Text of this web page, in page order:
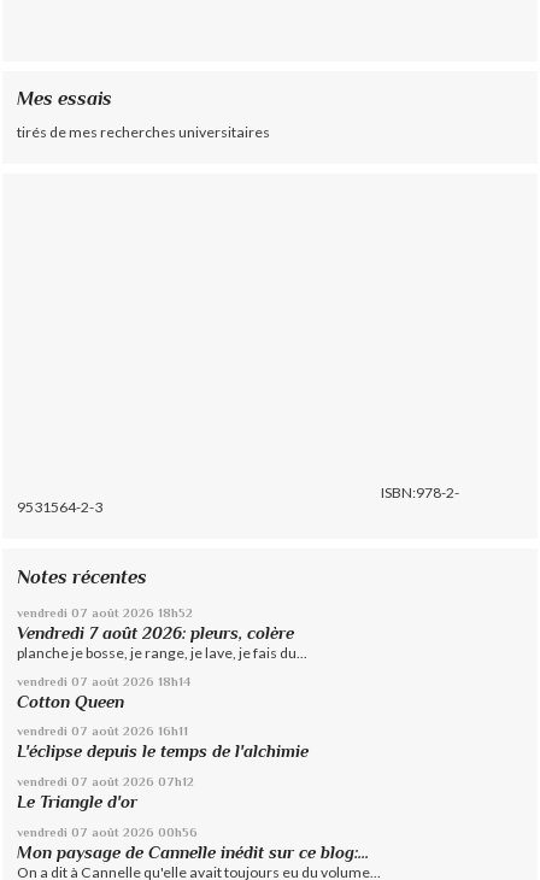
Mes essais
tirés de mes recherches universitaires
ISBN:978-2-
9531564-2-3
Notes récentes
vendredi 07 août 2026 18h52
Vendredi 7 août 2026: pleurs, colère
planche je bosse, je range, je lave, je fais du...
vendredi 07 août 2026 18h14
Cotton Queen
vendredi 07 août 2026 16h11
L'éclipse depuis le temps de l'alchimie
vendredi 07 août 2026 07h12
Le Triangle d'or
vendredi 07 août 2026 00h56
Mon paysage de Cannelle inédit sur ce blog:...
On a dit à Cannelle qu'elle avait toujours eu du volume...